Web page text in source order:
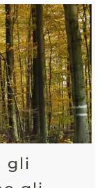
gli